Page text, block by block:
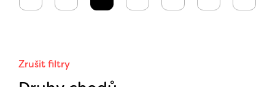
Zrušit filtry